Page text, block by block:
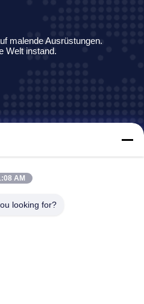
malende Ausrüstungen.
Welt instand.
AM
looking for?